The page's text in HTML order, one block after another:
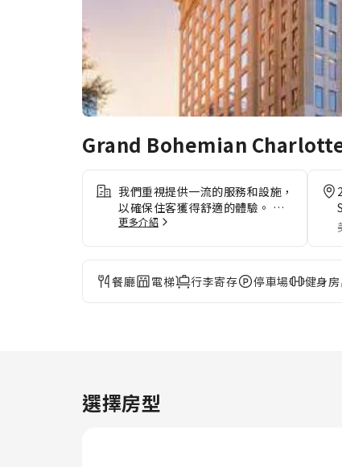
Grand Bohemian
我們重視提供一流的服務和設施，
以確保住客獲得舒適的體驗。 開
車抵達時，請利用住宿內方便的泊
隨時獲取所需支援。 長期住客或
有需要的客人可使用住宿的洗衣服
務，確保你喜歡的旅行服裝清潔乾
淨。這裡的客房設施及服務 (如客
部分客房配有空調或床單換洗服
務。部分客房配有影音串流、每日
更多介紹
餐廳 電梯 行李寄存 停車場 健身房
選擇房型